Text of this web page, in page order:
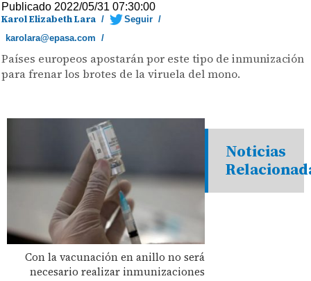
Publicado 2022/05/31 07:30:00
Karol Elizabeth Lara / Seguir /
karolara@epasa.com /
Países europeos apostarán por este tipo de inmunización
para frenar los brotes de la viruela del mono.
Con la vacunación en anillo no será
necesario realizar inmunizaciones
Noticias